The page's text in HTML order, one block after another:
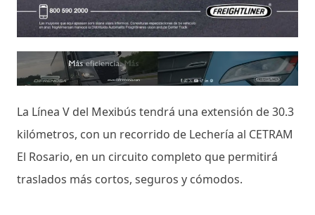
La Línea V del Mexibús tendrá una extensión de 30.3
kilómetros, con un recorrido de Lechería al CETRAM
El Rosario, en un circuito completo que permitirá
traslados más cortos, seguros y cómodos.